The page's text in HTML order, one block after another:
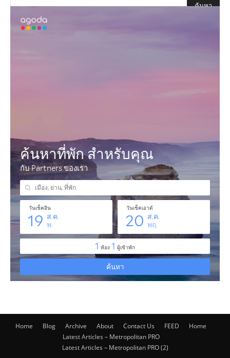
Home Blog Archive About Contact Us FEED
Home
Latest Articles – Metropolitan PRO
Latest Articles – Metropolitan PRO (2)